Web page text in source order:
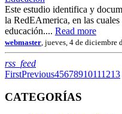
Este estudio identifica y
la RedEAmerica, en las
educación.... Read more
webmaster , jueves, 4 de diciembre
rss_feedRSS
FirstPrevious45678910111213
CATEGORÍAS